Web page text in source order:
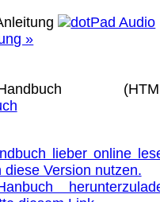
»
lieber online
diese Version nutzen.